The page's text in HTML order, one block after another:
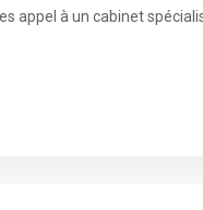
appel à un cabinet